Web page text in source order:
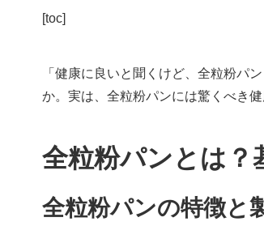
[toc]
「健康に良いと聞くけど、全粒粉パ
か。実は、全粒粉パンには驚くべき
全粒粉パンとは？
全粒粉パンの特徴と